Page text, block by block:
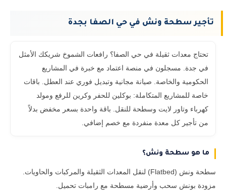
تأجير سطحة ونش في حي الصفا بجدة
تحتاج معدات ثقيلة في حي الصفا؟ رافعات الشموخ شريكك الأمثل
في جدة. مسجلون في منصة اعتماد مع خبرة في المشاريع
الحكومية والخاصة. صيانة مجانية وتبديل فوري عند العطل. باقات
خاصة للمشاريع المتكاملة: بوكلين للحفر وكرين للرفع ومولد
كهرباء وتاور لايت وسطحة للنقل. باقة واحدة بسعر مخفض بدلاً
من تأجير كل معدة منفردة مع خصم إضافي.
ما هو سطحة ونش؟
سطحة ونش (Flatbed) لنقل المعدات الثقيلة والمركبات والحاويات.
مزودة بونش سحب وأرضية مسطحة مع رامبات تحميل.